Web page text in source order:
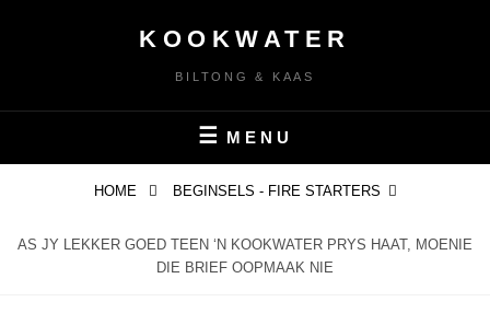
KOOKWATER
BILTONG & KAAS
MENU
HOME BEGINSELS - FIRE STARTERS
AS JY LEKKER GOED TEEN ‘N KOOKWATER PRYS HAAT, MOENIE
DIE BRIEF OOPMAAK NIE